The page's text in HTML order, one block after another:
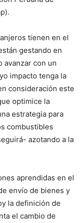
tienen en el
gestando en
avanzar con un
impacto tenga la
consideración este
optimice la
estrategia para
combustibles
azotando a la
aprendidas en el
envío de bienes y
la definición de
el cambio de